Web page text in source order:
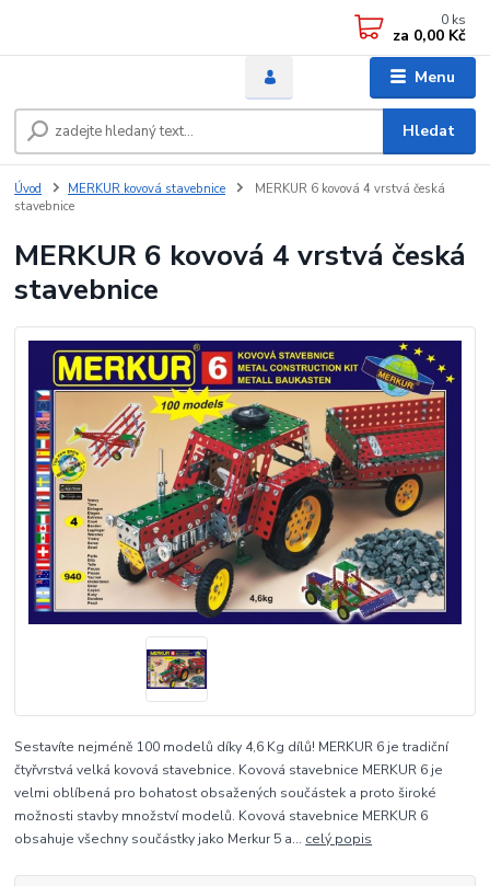
Menu
Hledat
0 ks
za 0,00 Kč
Úvod MERKUR kovová stavebnice
MERKUR 6 kovová 4 vrstvá česká
stavebnice
MERKUR 6 kovová 4 vrstvá česká
stavebnice
Sestavíte nejméně 100 modelů díky 4,6 Kg dílů! MERKUR 6 je tradiční
čtyřvrstvá velká kovová stavebnice. Kovová stavebnice MERKUR 6 je
velmi oblíbená pro bohatost obsažených součástek a proto široké
možnosti stavby množství modelů. Kovová stavebnice MERKUR 6
obsahuje všechny součástky jako Merkur 5 a... celý popis